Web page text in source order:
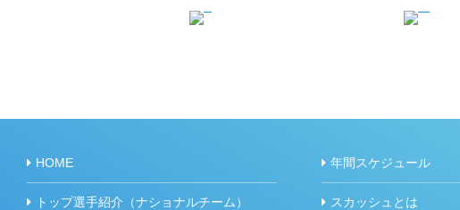
HOME
トップ選手紹介（ナショナルチーム）
年間スケジュール
スカッシュとは